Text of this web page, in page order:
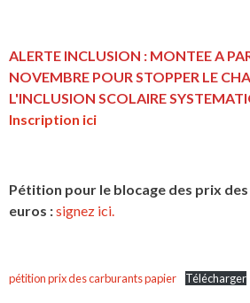
ALERTE INCLUSION : MONTEE A
NOVEMBRE POUR STOPPER LE
L'INCLUSION SCOLAIRE
Inscription ici
Pétition pour le blocage des prix
euros :signez ici.
pétition prix des carburants papier Télécharger